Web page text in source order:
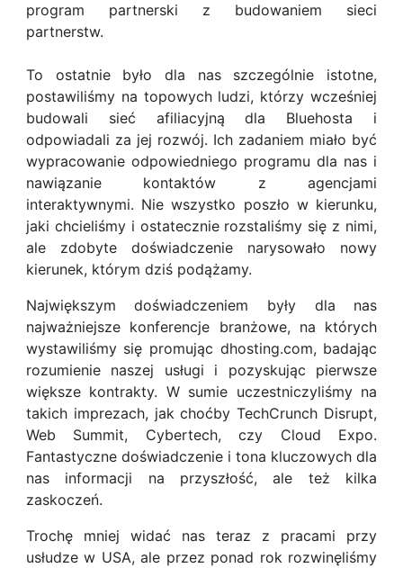
program partnerski z budowaniem sieci
partnerstw.
To ostatnie było dla nas szczególnie istotne,
postawiliśmy na topowych ludzi, którzy wcześniej
budowali sieć afiliacyjną dla Bluehosta i
odpowiadali za jej rozwój. Ich zadaniem miało być
wypracowanie odpowiedniego programu dla nas i
nawiązanie kontaktów z agencjami
interaktywnymi. Nie wszystko poszło w kierunku,
jaki chcieliśmy i ostatecznie rozstaliśmy się z nimi,
ale zdobyte doświadczenie narysowało nowy
kierunek, którym dziś podążamy.
Największym doświadczeniem były dla nas
najważniejsze konferencje branżowe, na których
wystawiliśmy się promując dhosting.com, badając
rozumienie naszej usługi i pozyskując pierwsze
większe kontrakty. W sumie uczestniczyliśmy na
takich imprezach, jak choćby TechCrunch Disrupt,
Web Summit, Cybertech, czy Cloud Expo.
Fantastyczne doświadczenie i tona kluczowych dla
nas informacji na przyszłość, ale też kilka
zaskoczeń.
Trochę mniej widać nas teraz z pracami przy
usłudze w USA, ale przez ponad rok rozwinęliśmy